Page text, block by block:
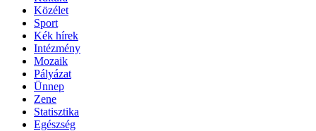
Közélet
Sport
Kék hírek
Intézmény
Mozaik
Pályázat
Ünnep
Zene
Statisztika
Egészség